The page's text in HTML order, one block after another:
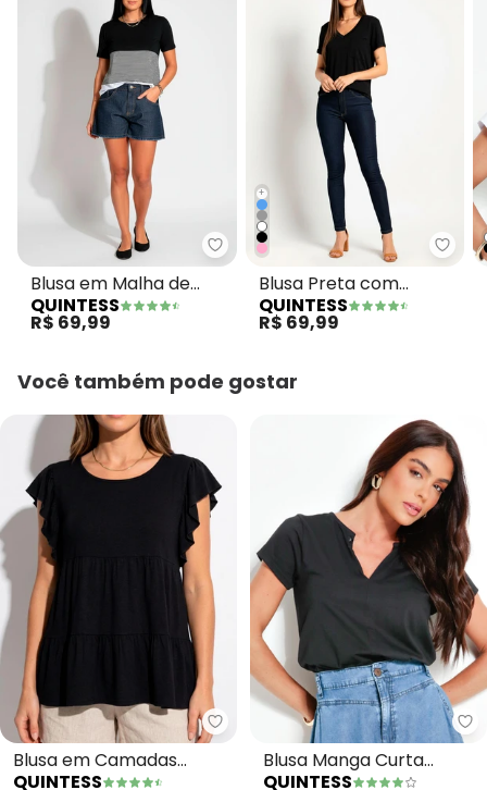
Quintess - Blusa em Malha de
Blusa em Malha de
Viscose Listras Preta
QUINTESS
R$ 69,99
+
Blusa Preta com
Decote V e Bolso
Frontal
QUINTESS
R$ 69,99
Você também pode gostar
Quintess - Blusa em Camadas
Blusa em Camadas
QUINTESS
Blusa Manga Curta
QUINTESS